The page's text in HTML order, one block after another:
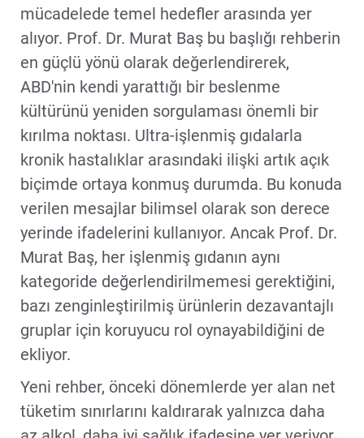
mücadelede temel hedefler arasında yer
alıyor. Prof. Dr. Murat Baş bu başlığı rehberin
en güçlü yönü olarak değerlendirerek,
ABD'nin kendi yarattığı bir beslenme
kültürünü yeniden sorgulaması önemli bir
kırılma noktası. Ultra-işlenmiş gıdalarla
kronik hastalıklar arasındaki ilişki artık açık
biçimde ortaya konmuş durumda. Bu konuda
verilen mesajlar bilimsel olarak son derece
yerinde ifadelerini kullanıyor. Ancak Prof. Dr.
Murat Baş, her işlenmiş gıdanın aynı
kategoride değerlendirilmemesi gerektiğini,
bazı zenginleştirilmiş ürünlerin dezavantajlı
gruplar için koruyucu rol oynayabildiğini de
ekliyor.
Yeni rehber, önceki dönemlerde yer alan net
tüketim sınırlarını kaldırarak yalnızca daha